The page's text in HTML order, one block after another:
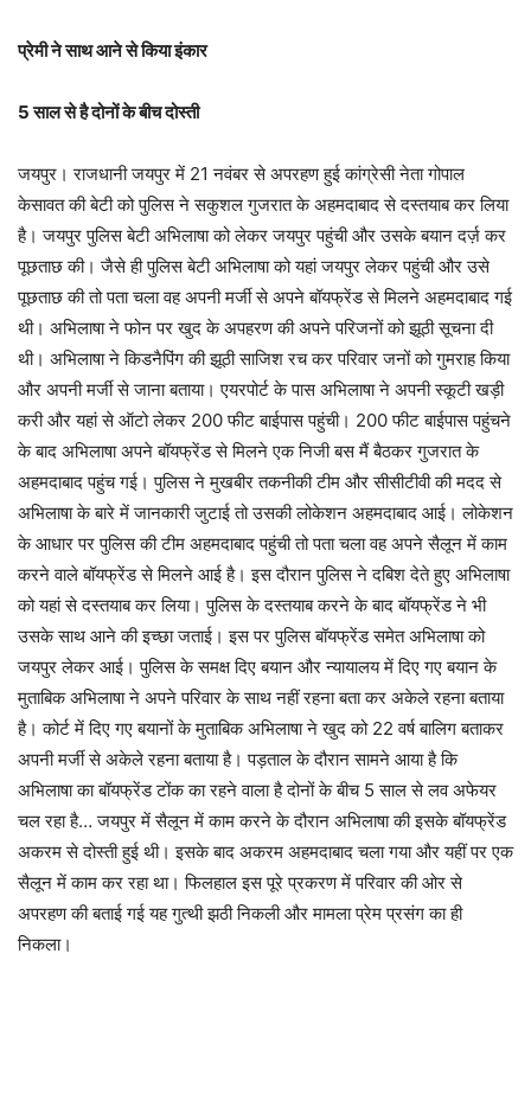
प्रेमी ने साथ आने से किया इंकार
5 साल से है दोनों के बीच दोस्ती
जयपुर। राजधानी जयपुर में 21 नवंबर से अपरहण हुई कांग्रेसी नेता गोपाल
केसावत की बेटी को पुलिस ने सकुशल गुजरात के अहमदाबाद से दस्तयाब कर लिया
है। जयपुर पुलिस बेटी अभिलाषा को लेकर जयपुर पहुंची और उसके बयान दर्ज़ कर
पूछताछ की। जैसे ही पुलिस बेटी अभिलाषा को यहां जयपुर लेकर पहुंची और उसे
पूछताछ की तो पता चला वह अपनी मर्जी से अपने बॉयफ्रेंड से मिलने अहमदाबाद गई
थी। अभिलाषा ने फोन पर खुद के अपहरण की अपने परिजनों को झूठी सूचना दी
थी। अभिलाषा ने किडनैपिंग की झूठी साजिश रच कर परिवार जनों को गुमराह किया
और अपनी मर्जी से जाना बताया। एयरपोर्ट के पास अभिलाषा ने अपनी स्कूटी खड़ी
करी और यहां से ऑटो लेकर 200 फीट बाईपास पहुंची। 200 फीट बाईपास पहुंचने
के बाद अभिलाषा अपने बॉयफ्रेंड से मिलने एक निजी बस मैं बैठकर गुजरात के
अहमदाबाद पहुंच गई। पुलिस ने मुखबीर तकनीकी टीम और सीसीटीवी की मदद से
अभिलाषा के बारे में जानकारी जुटाई तो उसकी लोकेशन अहमदाबाद आई। लोकेशन
के आधार पर पुलिस की टीम अहमदाबाद पहुंची तो पता चला वह अपने सैलून में काम
करने वाले बॉयफ्रेंड से मिलने आई है। इस दौरान पुलिस ने दबिश देते हुए अभिलाषा
को यहां से दस्तयाब कर लिया। पुलिस के दस्तयाब करने के बाद बॉयफ्रेंड ने भी
उसके साथ आने की इच्छा जताई। इस पर पुलिस बॉयफ्रेंड समेत अभिलाषा को
जयपुर लेकर आई। पुलिस के समक्ष दिए बयान और न्यायालय में दिए गए बयान के
मुताबिक अभिलाषा ने अपने परिवार के साथ नहीं रहना बता कर अकेले रहना बताया
है। कोर्ट में दिए गए बयानों के मुताबिक अभिलाषा ने खुद को 22 वर्ष बालिग बताकर
अपनी मर्जी से अकेले रहना बताया है। पड़ताल के दौरान सामने आया है कि
अभिलाषा का बॉयफ्रेंड टोंक का रहने वाला है दोनों के बीच 5 साल से लव अफेयर
चल रहा है… जयपुर में सैलून में काम करने के दौरान अभिलाषा की इसके बॉयफ्रेंड
अकरम से दोस्ती हुई थी। इसके बाद अकरम अहमदाबाद चला गया और यहीं पर एक
सैलून में काम कर रहा था। फिलहाल इस पूरे प्रकरण में परिवार की ओर से
अपरहण की बताई गई यह गुत्थी झठी निकली और मामला प्रेम प्रसंग का ही
निकला।